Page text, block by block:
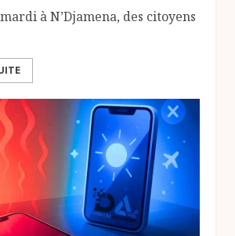
à N’Djamena, des citoyens